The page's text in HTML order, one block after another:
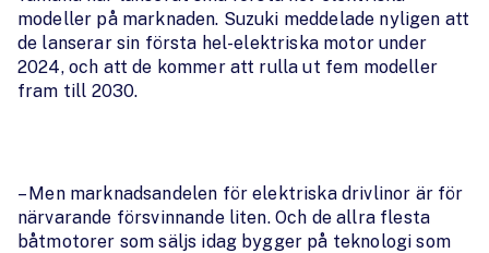
modeller på marknaden. Suzuki meddelade nyligen att
de lanserar sin första hel-elektriska motor under
2024, och att de kommer att rulla ut fem modeller
fram till 2030.
– Men marknadsandelen för elektriska drivlinor är för
närvarande försvinnande liten. Och de allra flesta
båtmotorer som säljs idag bygger på teknologi som